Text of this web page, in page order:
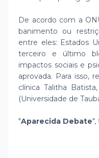
De acordo com a
banimento ou
entre eles: Estados
terceiro e último
impactos sociais e
aprovada. Para isso,
clínica Talitha
(Universidade de
"Aparecida Debate